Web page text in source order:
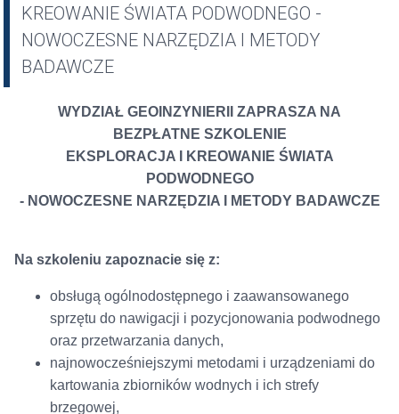
KREOWANIE ŚWIATA PODWODNEGO -
NOWOCZESNE NARZĘDZIA I METODY
BADAWCZE
WYDZIAŁ GEOINZYNIERII ZAPRASZA NA
BEZPŁATNE SZKOLENIE
EKSPLORACJA I KREOWANIE ŚWIATA
PODWODNEGO
- NOWOCZESNE NARZĘDZIA I METODY BADAWCZE
Na szkoleniu zapoznacie się z:
obsługą ogólnodostępnego i zaawansowanego
sprzętu do nawigacji i pozycjonowania podwodnego
oraz przetwarzania danych,
najnowocześniejszymi metodami i urządzeniami do
kartowania zbiorników wodnych i ich strefy
brzegowej,